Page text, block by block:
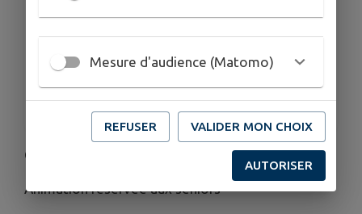
Le Vanneau-Irleau
Le jeu. 18 juin
HORAIRES
À 15h00
Concert Chansons Françaises
Animation réservée aux séniors
Mesure d'audience (Matomo)
REFUSER VALIDER MON CHOIX
AUTORISER